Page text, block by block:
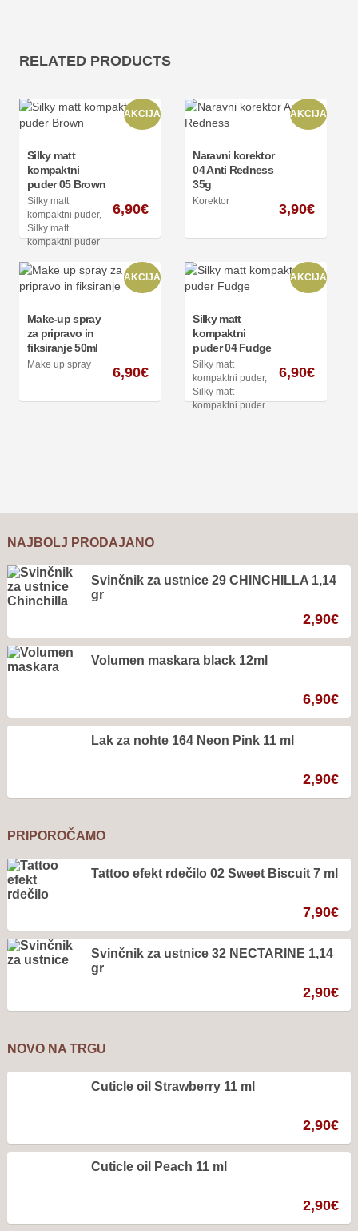
RELATED PRODUCTS
AKCIJA
Silky matt
kompaktni
puder 05 Brown
Silky matt
kompaktni puder,
Silky matt
kompaktni puder
6,90€
AKCIJA
Naravni korektor
04 Anti Redness
35g
Korektor 3,90€
AKCIJA
Make-up spray
za pripravo in
fiksiranje 50ml
Make up spray 6,90€
AKCIJA
Silky matt
kompaktni
puder 04 Fudge
Silky matt
kompaktni puder,
Silky matt
kompaktni puder
6,90€
NAJBOLJ PRODAJANO
Svinčnik za ustnice 29 CHINCHILLA 1,14
gr
2,90€
Volumen maskara black 12ml
6,90€
Lak za nohte 164 Neon Pink 11 ml
2,90€
PRIPOROČAMO
Tattoo efekt rdečilo 02 Sweet Biscuit 7 ml
7,90€
Svinčnik za ustnice 32 NECTARINE 1,14
gr
2,90€
NOVO NA TRGU
Cuticle oil Strawberry 11 ml
2,90€
Cuticle oil Peach 11 ml
2,90€